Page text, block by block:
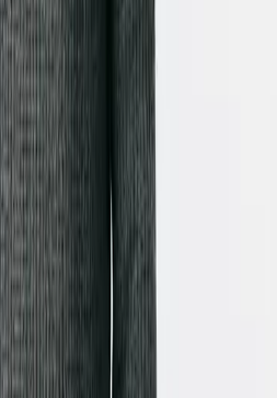
a nossa inteligência artificial
em minutos. Após a
editor integrado para fazer
ou outros elementos antes
a sua criação.
de vídeo com IA
de Vídeo
criar vídeos envolventes
baseadas em IA